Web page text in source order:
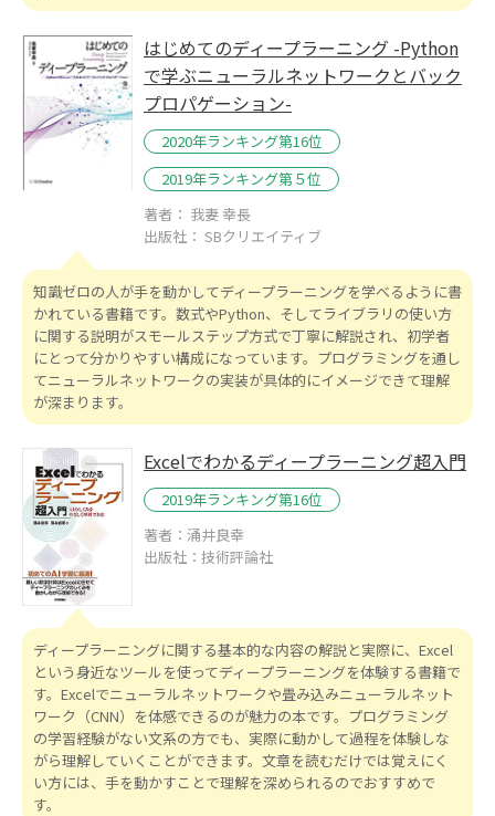
はじめてのディープラーニング -Python
で学ぶニューラルネットワークとバック
プロパゲーション-
2020年ランキング第16位
2019年ランキング第５位
著者： 我妻 幸長
出版社： SBクリエイティブ
知識ゼロの人が手を動かしてディープラーニングを学べるように書
かれている書籍です。数式やPython、そしてライブラリの使い方
に関する説明がスモールステップ方式で丁寧に解説され、初学者
にとって分かりやすい構成になっています。プログラミングを通し
てニューラルネットワークの実装が具体的にイメージできて理解
が深まります。
Excelでわかるディープラーニング超入門
2019年ランキング第16位
著者：涌井良幸
出版社：技術評論社
ディープラーニングに関する基本的な内容の解説と実際に、Excel
という身近なツールを使ってディープラーニングを体験する書籍で
す。Excelでニューラルネットワークや畳み込みニューラルネット
ワーク（CNN）を体感できるのが魅力の本です。プログラミング
の学習経験がない文系の方でも、実際に動かして過程を体験しな
がら理解していくことができます。文章を読むだけでは覚えにく
い方には、手を動かすことで理解を深められるのでおすすめで
す。